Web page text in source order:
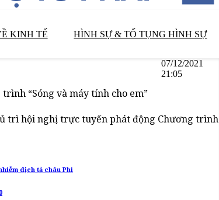
KINH TẾ HÌNH SỰ & TỐ TỤNG HÌNH SỰ
07/12/2021
21:05
“Sóng và máy tính cho em”
trì hội nghị trực tuyến phát động Chương trình
dịch tả châu Phi